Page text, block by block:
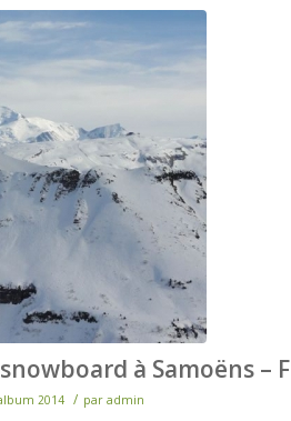
à Samoëns – F
2014 / par admin